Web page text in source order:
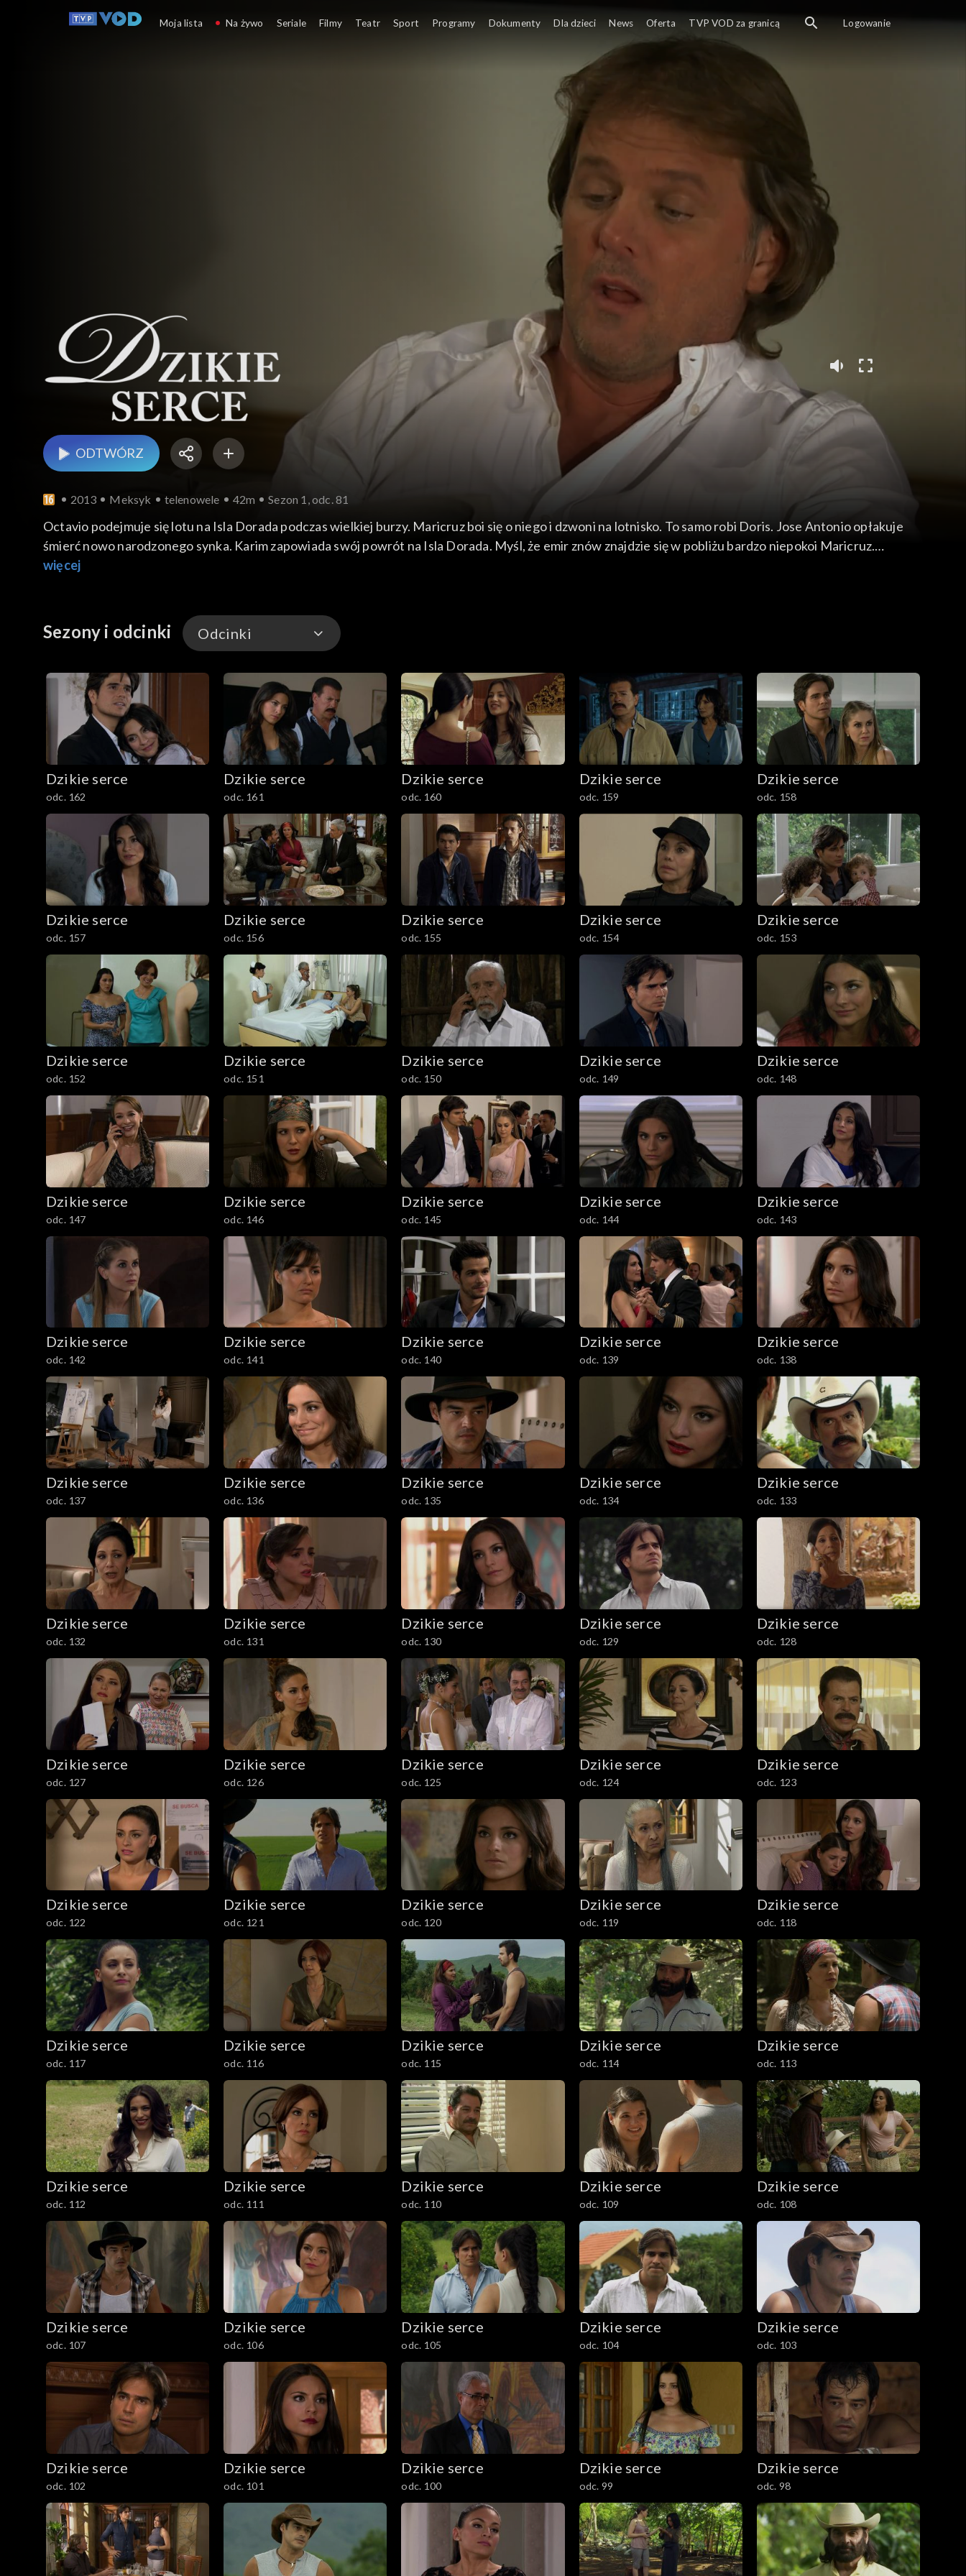
Dzikie serce
ODTWÓRZ
2013 Meksyk telenowele 42m Sezon 1, odc. 81
Octavio podejmuje się lotu na Isla Dorada podczas wielkiej burzy. Maricruz boi się o niego i dzwoni na lotnisko. To samo robi Doris. Jose Antonio opłakuje
śmierć nowo narodzonego synka. Karim zapowiada swój powrót na Isla Dorada. Myśl, że emir znów znajdzie się w pobliżu bardzo niepokoi Maricruz.
więcej
Sezony i odcinki Odcinki
Odcinki
Dzikie serce
odc. 162
Dzikie serce
odc. 161
Dzikie serce
odc. 160
Dzikie serce
odc. 159
Dzikie serce
odc. 158
Dzikie serce
odc. 157
Dzikie serce
odc. 156
Dzikie serce
odc. 155
Dzikie serce
odc. 154
Dzikie serce
odc. 153
Dzikie serce
odc. 152
Dzikie serce
odc. 151
Dzikie serce
odc. 150
Dzikie serce
odc. 149
Dzikie serce
odc. 148
Dzikie serce
odc. 147
Dzikie serce
odc. 146
Dzikie serce
odc. 145
Dzikie serce
odc. 144
Dzikie serce
odc. 143
Dzikie serce
odc. 142
Dzikie serce
odc. 141
Dzikie serce
odc. 140
Dzikie serce
odc. 139
Dzikie serce
odc. 138
Dzikie serce
odc. 137
Dzikie serce
odc. 136
Dzikie serce
odc. 135
Dzikie serce
odc. 134
Dzikie serce
odc. 133
Dzikie serce
odc. 132
Dzikie serce
odc. 131
Dzikie serce
odc. 130
Dzikie serce
odc. 129
Dzikie serce
odc. 128
Dzikie serce
odc. 127
Dzikie serce
odc. 126
Dzikie serce
odc. 125
Dzikie serce
odc. 124
Dzikie serce
odc. 123
Dzikie serce
odc. 122
Dzikie serce
odc. 121
Dzikie serce
odc. 120
Dzikie serce
odc. 119
Dzikie serce
odc. 118
Dzikie serce
odc. 117
Dzikie serce
odc. 116
Dzikie serce
odc. 115
Dzikie serce
odc. 114
Dzikie serce
odc. 113
Dzikie serce
odc. 112
Dzikie serce
odc. 111
Dzikie serce
odc. 110
Dzikie serce
odc. 109
Dzikie serce
odc. 108
Dzikie serce
odc. 107
Dzikie serce
odc. 106
Dzikie serce
odc. 105
Dzikie serce
odc. 104
Dzikie serce
odc. 103
Dzikie serce
odc. 102
Dzikie serce
odc. 101
Dzikie serce
odc. 100
Dzikie serce
odc. 99
Dzikie serce
odc. 98
Moja lista Na żywo Seriale Filmy Teatr Sport Programy Dokumenty Dla dzieci News Oferta TVP VOD za granicą Logowanie